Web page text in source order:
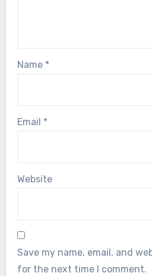
Name *
Email *
Website
Save my name, email, and
for the next time I comment.